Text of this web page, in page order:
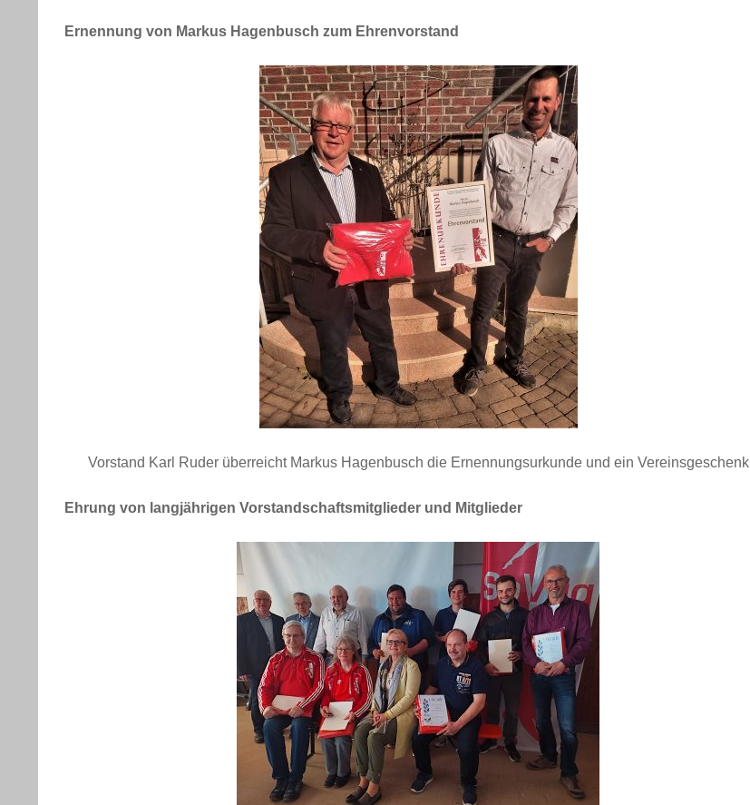
Ernennung von Markus Hagenbusch zum Ehrenvorstand
Vorstand Karl Ruder überreicht Markus Hagenbusch die Ernennungsurkunde und ein Vereinsgeschenk
Ehrung von langjährigen Vorstandschaftsmitglieder und Mitglieder